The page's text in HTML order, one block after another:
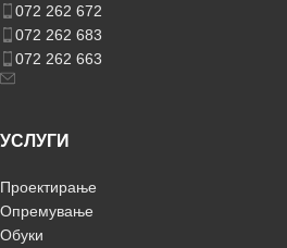
072 262 672
072 262 683
072 262 663
УСЛУГИ
Проектирање
Опремување
Обуки